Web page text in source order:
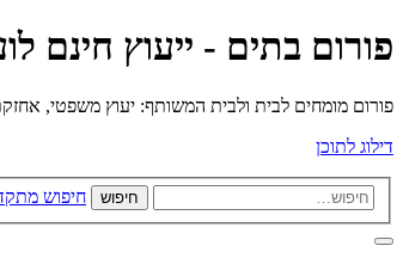
פורום בתים - ייעוץ חינם
פורום מומחים לבית ולבית המשותף: יעוץ משפטי,
דילוג לתוכן
חיפוש חיפוש